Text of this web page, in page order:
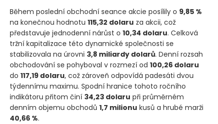
Během poslední obchodní seance akcie posílily o 9,85 %
na konečnou hodnotu 115,32 dolaru za akcii, což
představuje jednodenní nárůst o 10,34 dolaru. Celková
tržní kapitalizace této dynamické společnosti se
stabilizovala na úrovni 3,8 miliardy dolarů. Denní rozsah
obchodování se pohyboval v rozmezí od 100,26 dolaru
do 117,19 dolaru, což zároveň odpovídá padesáti dvou
týdennímu maximu. Spodní hranice tohoto ročního
indikátoru přitom činí 34,23 dolaru při průměrném
denním objemu obchodů 1,7 milionu kusů a hrubé marži
40,66 %.